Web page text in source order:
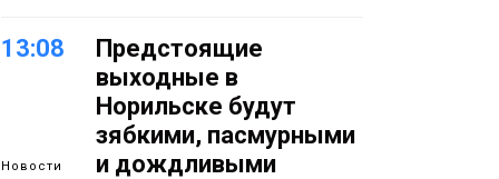
13:08
Новости
Предстоящие
выходные в
Норильске будут
зябкими, пасмурными
и дождливыми